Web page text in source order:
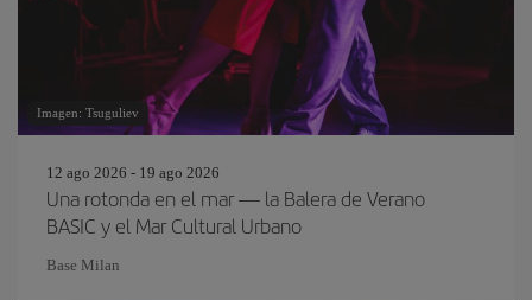
Imagen: Tsuguliev
12 ago 2026 - 19 ago 2026
Una rotonda en el mar — la Balera de Verano
BASIC y el Mar Cultural Urbano
Base Milan